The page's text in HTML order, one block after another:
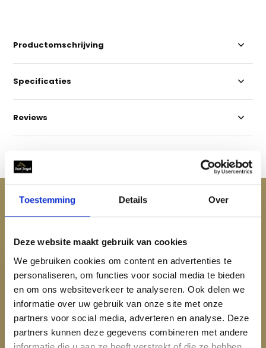
Toestemming Details Over
Deze website maakt gebruik van cookies
We gebruiken cookies om content en advertenties te
personaliseren, om functies voor social media te bieden
en om ons websiteverkeer te analyseren. Ook delen we
informatie over uw gebruik van onze site met onze
partners voor social media, adverteren en analyse. Deze
partners kunnen deze gegevens combineren met andere
Productomschrijving
Specificaties
Reviews
ACCESSOIRES
Maak je aankoop compleet
Imperial Riding Hobby Horse
Stang & Trens hoofdstel
Grand Prix - Zwart